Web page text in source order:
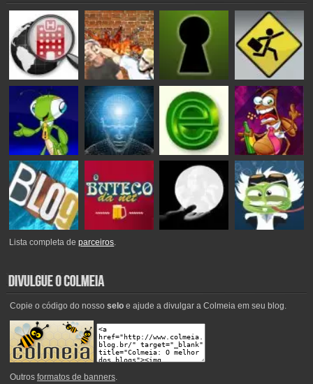
Lista completa deparceiros.
Copie o código do nosso seloe ajude a divulgar a Colmeia em seu blog.
Outros formatos de banners.